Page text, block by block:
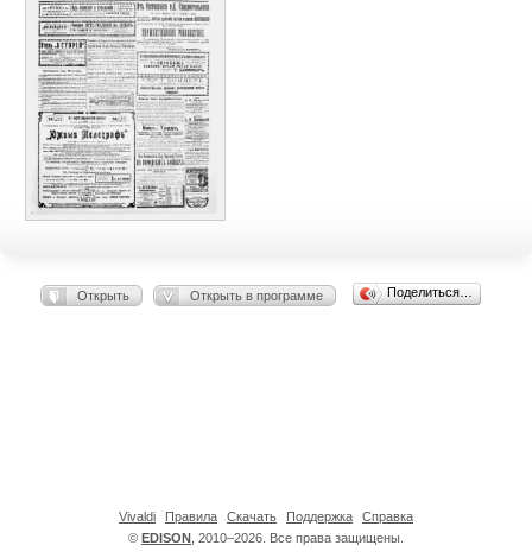
Открыть Открыть в программе Поделиться…
© EDISON , 2010–2026. Все права защищены.
Vivaldi Правила Скачать Поддержка Справка